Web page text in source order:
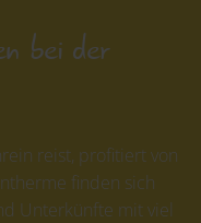
bei der
reist, profitiert von
finden sich
Unterkünfte mit viel